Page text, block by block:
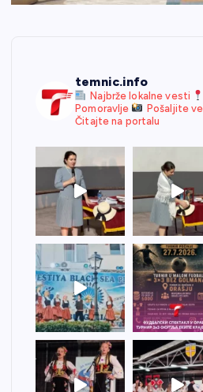
temnic.info
Najbrže lokalne vesti
Pomoravlje
Pošaljite
Čitajte na portalu